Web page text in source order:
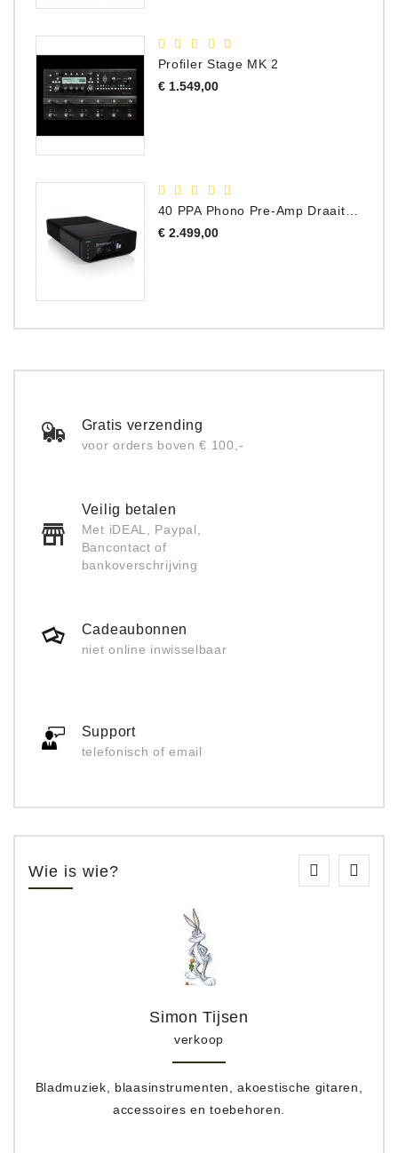
Profiler Stage MK 2
€ 1.549,00Prijs
€ 2.499,00Prijs
Gratis verzending
voor orders boven € 100,-
Veilig betalen
Met iDEAL, Paypal,
Bancontact of
bankoverschrijving
Cadeaubonnen
niet online inwisselbaar
Support
telefonisch of email
Wie is wie?
Simon Tijsen
verkoop
Bladmuziek, blaasinstrumenten, akoestische gitaren,
accessoires en toebehoren.